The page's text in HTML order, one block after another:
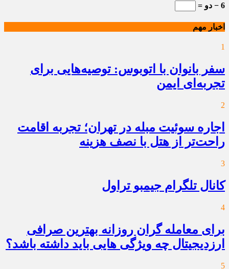
6 − دو =
اخبار مهم
1
سفر بانوان با اتوبوس: توصیه‌هایی برای
تجربه‌ای ایمن
2
اجاره سوئیت مبله در تهران؛ تجربه اقامت
راحت‌تر از هتل با نصف هزینه
3
کانال تلگرام جیمبو تراول
4
برای معامله گران روزانه بهترین صرافی
ارزدیجیتال چه ویژگی هایی باید داشته باشد؟
5